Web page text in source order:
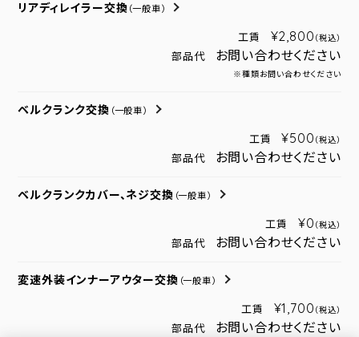
リアディレイラー交換 （一般車）
工賃 ¥2,800 （税込）
部品代 お問い合わせください
※種類お問い合わせください
ベルクランク交換 （一般車）
工賃 ¥500 （税込）
部品代 お問い合わせください
ベルクランクカバー、ネジ交換 （一般車）
工賃 ¥0 （税込）
部品代 お問い合わせください
変速外装インナーアウター交換 （一般車）
工賃 ¥1,700 （税込）
部品代 お問い合わせください